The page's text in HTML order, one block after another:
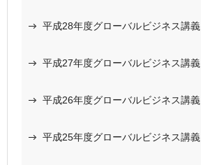
平成28年度グローバルビジネス講義
平成27年度グローバルビジネス講義
平成26年度グローバルビジネス講義
平成25年度グローバルビジネス講義